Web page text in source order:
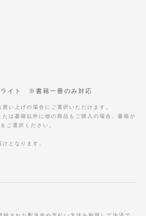
ライト ※書籍一冊のみ対応
い上げの場合にご選択いただけます。
たは書籍以外に他の商品もご購入の場合、書籍が
ご選択ください。
となります。